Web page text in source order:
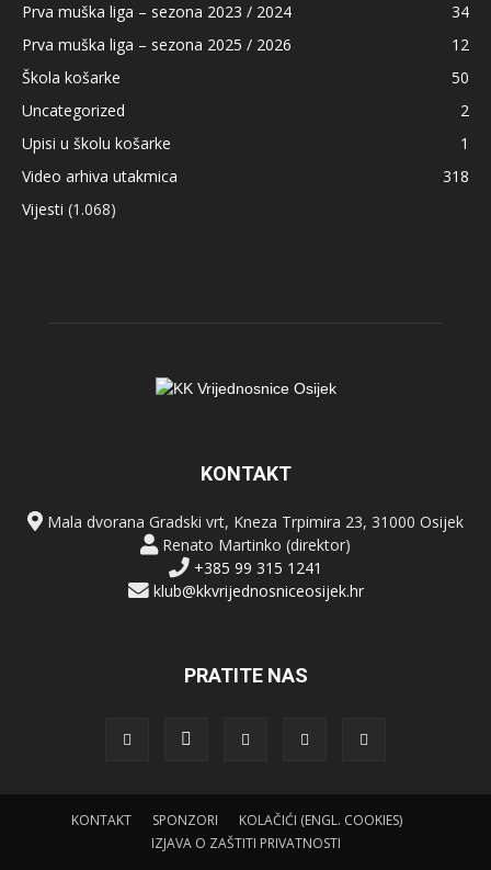
Prva muška liga – sezona 2023 / 2024
34
Prva muška liga – sezona 2025 / 2026
12
Škola košarke
50
Uncategorized
2
Upisi u školu košarke
1
Video arhiva utakmica
318
Vijesti (1.068)
KONTAKT
Mala dvorana Gradski vrt, Kneza Trpimira 23, 31000 Osijek
Renato Martinko (direktor)
+385 99 315 1241
klub@kkvrijednosniceosijek.hr
PRATITE NAS
KONTAKT SPONZORI
KOLAČIĆI (ENGL. COOKIES)
IZJAVA O ZAŠTITI PRIVATNOSTI